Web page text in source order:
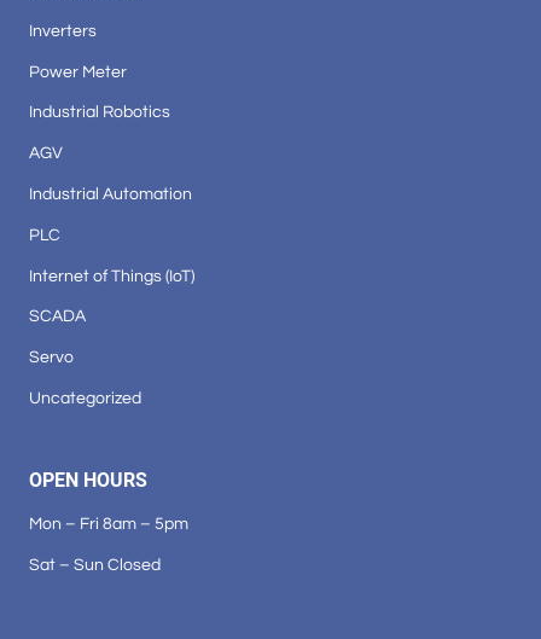
Inverters
Power Meter
Industrial Robotics
AGV
Industrial Automation
PLC
Internet of Things (IoT)
SCADA
Servo
Uncategorized
OPEN HOURS
Mon – Fri 8am – 5pm
Sat – Sun Closed